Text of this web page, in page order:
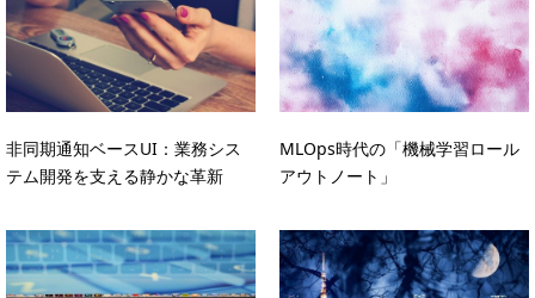
非同期通知ベースUI：業務シス
テム開発を支える静かな革新
MLOps時代の「機械学習ロール
アウトノート」